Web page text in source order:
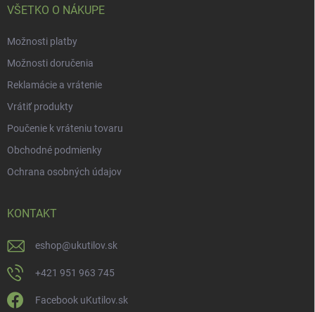
VŠETKO O NÁKUPE
Možnosti platby
Možnosti doručenia
Reklamácie a vrátenie
Vrátiť produkty
Poučenie k vráteniu tovaru
Obchodné podmienky
Ochrana osobných údajov
KONTAKT
eshop@ukutilov.sk
+421 951 963 745
Facebook uKutilov.sk